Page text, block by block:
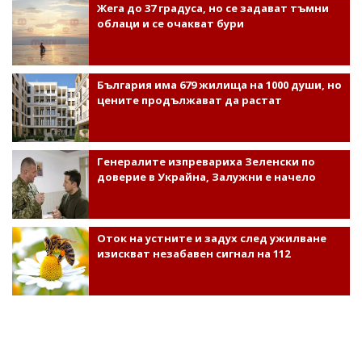
Жега до 37 градуса, но се задават тъмни
облаци и се очакват бури
България има 679 жилища на 1000 души, но
цените продължават да растат
Генералите изпревариха Зеленски по
доверие в Украйна, Залужни е начело
Оток на устните и задух след ужилване
изискват незабавен сигнал на 112